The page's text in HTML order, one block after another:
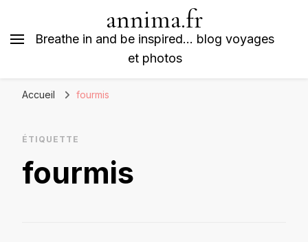
annima.fr
Breathe in and be inspired… blog voyages
et photos
Accueil fourmis
ÉTIQUETTE
fourmis